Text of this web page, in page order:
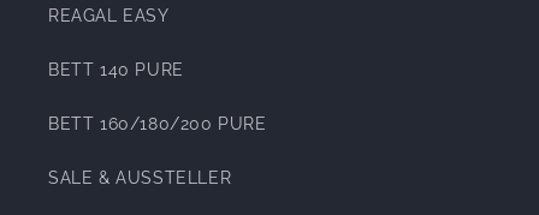
REAGAL EASY
BETT 140 PURE
BETT 160/180/200 PURE
SALE & AUSSTELLER